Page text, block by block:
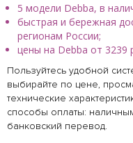
5 модели Debba, в
быстрая и бережная
регионам России;
цены на Debba от 3239
Пользуйтесь удобной
выбирайте по цене,
технические
способы оплаты:
банковский перевод.